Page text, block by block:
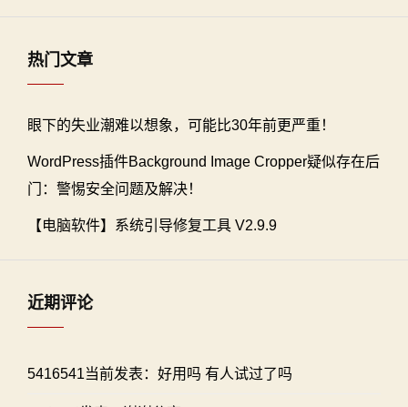
热门文章
眼下的失业潮难以想象，可能比30年前更严重！
WordPress插件Background Image Cropper疑似存在后
门：警惕安全问题及解决！
【电脑软件】系统引导修复工具 V2.9.9
近期评论
5416541当前发表：好用吗 有人试过了吗